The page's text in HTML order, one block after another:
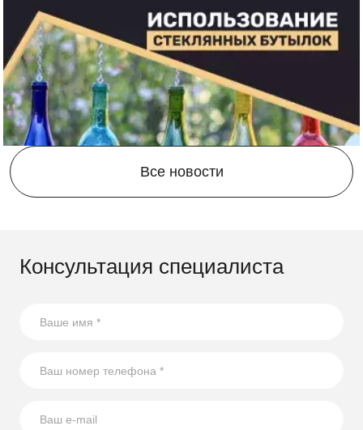
21.08.2023
бутылок
использованию стеклянных бутылок на участке.
Все новости
Консультация специалиста